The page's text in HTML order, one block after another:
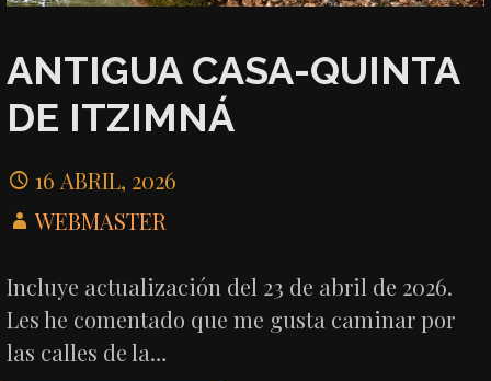
ANTIGUA CASA-QUINTA
DE ITZIMNÁ
16 ABRIL, 2026
WEBMASTER
Incluye actualización del 23 de abril de 2026.
Les he comentado que me gusta caminar por
las calles de la…